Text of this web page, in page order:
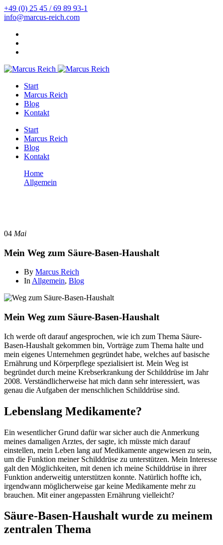
+49 (0) 25 45 / 69 89 93-1
info@marcus-reich.com
Start
Marcus Reich
Blog
Kontakt
Start
Marcus Reich
Blog
Kontakt
Home
Allgemein
04 Mai
Mein Weg zum Säure-Basen-Haushalt
By Marcus Reich
In Allgemein, Blog
Mein Weg zum Säure-Basen-Haushalt
Ich werde oft darauf angesprochen, wie ich zum Thema Säure-
Basen-Haushalt gekommen bin, Vorträge zum Thema halte und
mein eigenes Unternehmen gegründet habe, welches auf basische
Ernährung und Körperpflege spezialisiert ist. Mein Weg ist
begründet durch meine Krebserkrankung der Schilddrüse im Jahr
2008. Verständlicherweise hat mich dann sehr interessiert, was
genau die Aufgaben der menschlichen Schilddrüse sind.
Lebenslang Medikamente?
Ein wesentlicher Grund dafür war sicher auch die Anmerkung
meines damaligen Arztes, der sagte, ich müsste mich darauf
einstellen, mein Leben lang auf Medikamente angewiesen zu sein,
um die Funktion meiner Schilddrüse zu unterstützen. Mein Interesse
galt den Möglichkeiten, mit denen ich meine Schilddrüse in ihrer
Funktion anderweitig unterstützen konnte. Natürlich hoffte ich,
irgendwann möglicherweise gar keine Medikamente mehr zu
brauchen. Mit einer angepassten Ernährung vielleicht?
Säure-Basen-Haushalt wurde zu meinem
zentralen Thema